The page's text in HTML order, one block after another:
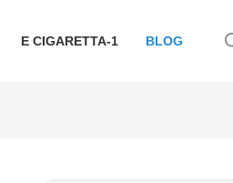
E CIGARETTA-1 BLOG